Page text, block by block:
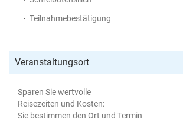
Teilnahmebestätigung
Veranstaltungsort
Sparen Sie wertvolle
Reisezeiten und Kosten:
Sie bestimmen den Ort und Termin